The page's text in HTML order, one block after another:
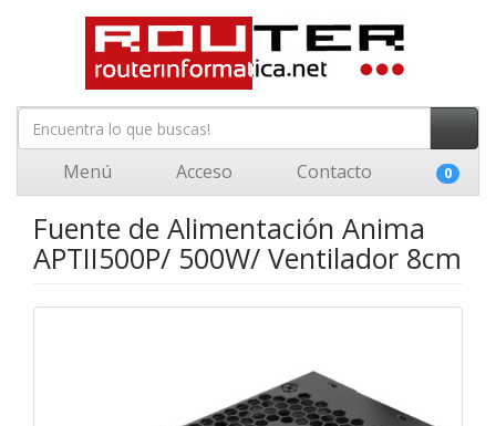
Menú Acceso Contacto 0
Fuente de Alimentación Anima
APTII500P/ 500W/ Ventilador 8cm